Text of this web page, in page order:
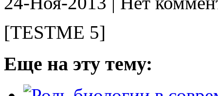
[TESTME 5]
Еще на эту тему: